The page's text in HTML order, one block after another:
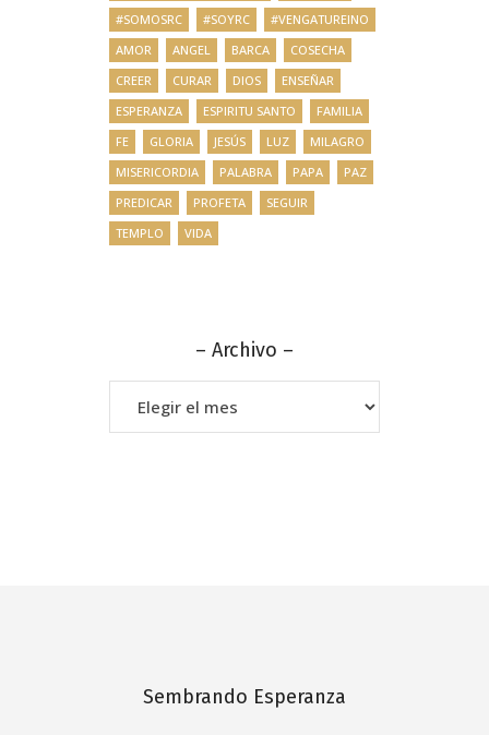
#SOMOSRC
#SOYRC
#VENGATUREINO
AMOR
ANGEL BARCA
COSECHA
CREER
CURAR DIOS
ENSEÑAR
ESPERANZA
ESPIRITU SANTO
FAMILIA
FE
GLORIA JESÚS LUZ
MILAGRO
MISERICORDIA
PALABRA PAPA
PAZ
PREDICAR
PROFETA
SEGUIR
TEMPLO
VIDA
– Archivo –
–
Archivo
–
Sembrando Esperanza